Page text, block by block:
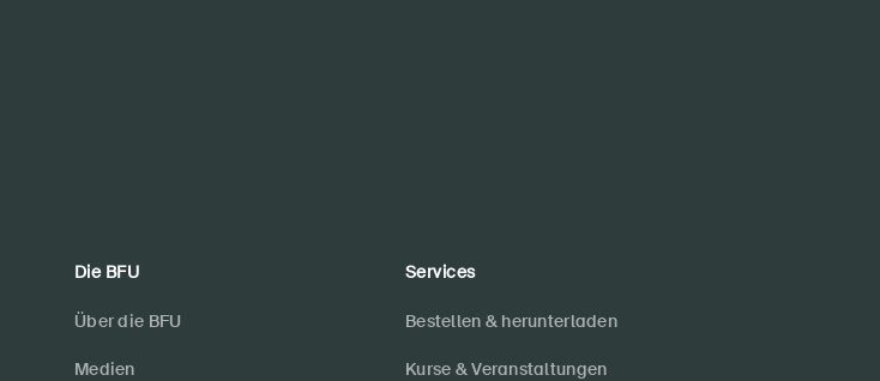
Die BFU
Über die BFU
Medien
Services
Bestellen & herunterladen
Kurse & Veranstaltungen